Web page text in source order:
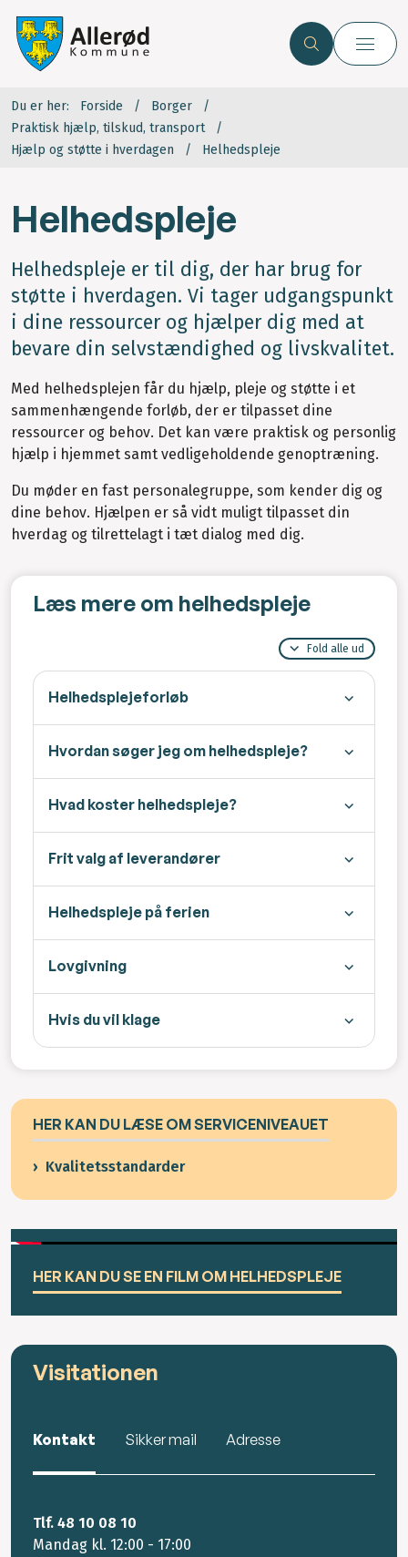
Du er her: Forside
Borger
Praktisk hjælp, tilskud, transport
Hjælp og støtte i hverdagen
Helhedspleje
Helhedspleje
Helhedspleje er til dig, der har brug for
støtte i hverdagen. Vi tager udgangspunkt
i dine ressourcer og hjælper dig med at
bevare din selvstændighed og livskvalitet.
Med helhedsplejen får du hjælp, pleje og støtte i et
sammenhængende forløb, der er tilpasset dine
ressourcer og behov. Det kan være praktisk og personlig
hjælp i hjemmet samt vedligeholdende genoptræning.
Du møder en fast personalegruppe, som kender dig og
dine behov. Hjælpen er så vidt muligt tilpasset din
hverdag og tilrettelagt i tæt dialog med dig.
Læs mere om helhedspleje
Fold alle ud
Helhedsplejeforløb
Hvordan søger jeg om helhedspleje?
Hvad koster helhedspleje?
Frit valg af leverandører
Helhedspleje på ferien
Lovgivning
Hvis du vil klage
HER KAN DU LÆSE OM SERVICENIVEAUET
Kvalitetsstandarder
HER KAN DU SE EN FILM OM HELHEDSPLEJE
Visitationen
Kontakt Sikker mail Adresse
Tlf. 48 10 08 10
Mandag kl. 12:00 - 17:00